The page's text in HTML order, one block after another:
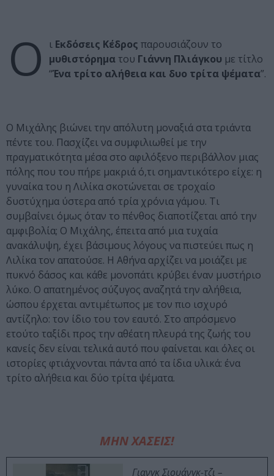
Ο ι Εκδόσεις Κέδρος παρουσιάζουν το
μυθιστόρημα του Γιάννη Πλιάγκου με τίτλο
“Ένα τρίτο αλήθεια και δυο τρίτα ψέματα”.
Ο Μιχάλης βιώνει την απόλυτη μοναξιά στα τριάντα
πέντε του. Πασχίζει να συμφιλιωθεί με την
πραγματικότητα μέσα στο αφιλόξενο περιβάλλον μιας
πόλης που του πήρε μακριά ό,τι σημαντικότερο είχε: η
γυναίκα του η Λιλίκα σκοτώνεται σε τροχαίο
δυστύχημα ύστερα από τρία χρόνια γάμου. Τι
συμβαίνει όμως όταν το πένθος διαποτίζεται από την
αμφιβολία; Ο Μιχάλης, έπειτα από μια τυχαία
ανακάλυψη, έχει βάσιμους λόγους να πιστεύει πως η
Λιλίκα τον απατούσε. Η Αθήνα αρχίζει να μοιάζει με
πυκνό δάσος και κάθε μονοπάτι κρύβει έναν μυστήριο
λύκο. Ο απατημένος σύζυγος αναζητά την αλήθεια,
ώσπου έρχεται αντιμέτωπος με τον πιο ισχυρό
αντίζηλο: τον ίδιο του τον εαυτό. Στο απρόσμενο
ετούτο ταξίδι προς την αθέατη πλευρά της ζωής του
κανείς δεν είναι τελικά αυτό που φαίνεται και όλες οι
ιστορίες φτιάχνονται πάντα από τα ίδια υλικά: ένα
τρίτο αλήθεια και δύο τρίτα ψέματα.
ΜΗΝ ΧΑΣΕΙΣ!
Γιανγκ Σιουάνγκ-τζι –